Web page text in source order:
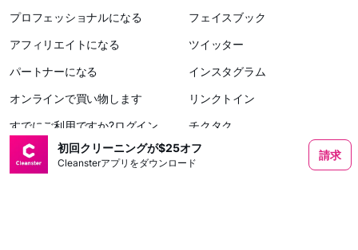
初回クリーニングが$25オフ
Cleansterアプリをダウンロード
請求
プロフェッショナルになる
アフィリエイトになる
パートナーになる
オンラインで買い物します
すでにご利用ですか?ログイン
クリーニング事業をCleansterに
売却しましょう
フェイスブック
ツイッター
インスタグラム
リンクトイン
チクタク
クラブハウス